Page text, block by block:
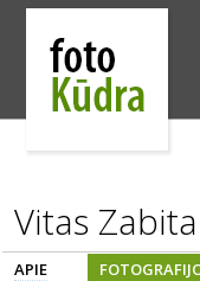
Vitas Zabita
APIE